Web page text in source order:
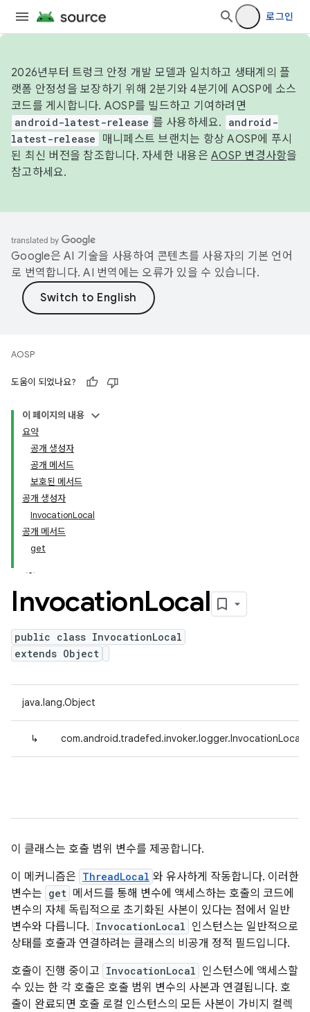
로그인
2026년부터 트렁크 안정 개발 모델과 일치하고 생태계의 플
랫폼 안정성을 보장하기 위해 2분기와 4분기에 AOSP에 소스
코드를 게시합니다. AOSP를 빌드하고 기여하려면
android-latest-release 를 사용하세요.
android-
latest-release
매니페스트 브랜치는 항상 AOSP에 푸시
된 최신 버전을 참조합니다. 자세한 내용은 AOSP 변경사항을
참고하세요.
Google은 AI 기술을 사용하여 콘텐츠를 사용자의 기본 언어
로 번역합니다. AI 번역에는 오류가 있을 수 있습니다.
AOSP
도움이 되었나요?
이 페이지의 내용
요약
공개 생성자
공개 메서드
보호된 메서드
공개 생성자
InvocationLocal
공개 메서드
get
InvocationLocal
public class InvocationLocal
extends Object
java.lang.Object
↳
이 클래스는 호출 범위 변수를 제공합니다.
이 메커니즘은 ThreadLocal 와 유사하게 작동합니다. 이러한
변수는 get 메서드를 통해 변수에 액세스하는 호출의 코드에
변수의 자체 독립적으로 초기화된 사본이 있다는 점에서 일반
변수와 다릅니다. InvocationLocal 인스턴스는 일반적으로
상태를 호출과 연결하려는 클래스의 비공개 정적 필드입니다.
호출이 진행 중이고 InvocationLocal 인스턴스에 액세스할
수 있는 한 각 호출은 호출 범위 변수의 사본과 연결됩니다. 호
출이 완료되면 호출 로컬 인스턴스의 모든 사본이 가비지 컬렉